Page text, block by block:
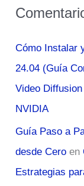
Cómo Instalar
24.04 (Guía
Video
NVIDIA
Guía Paso a
desde Cero en
Estrategias